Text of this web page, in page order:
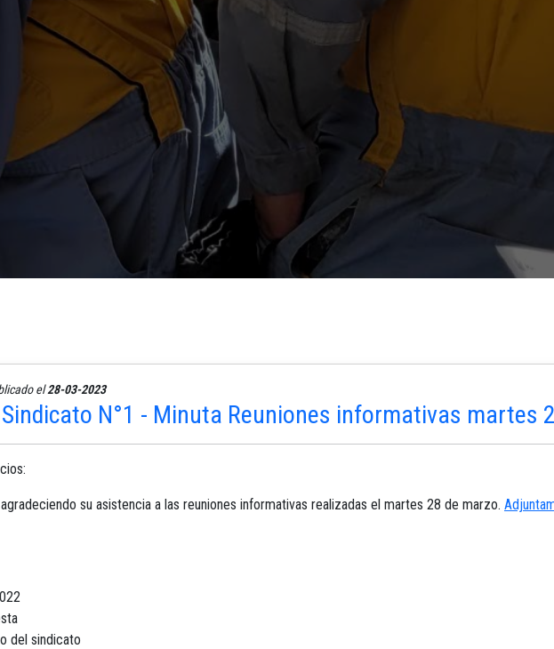
el28-03-2023
N°1 - Minuta Reuniones informativas martes
su asistencia a las reuniones informativas realizadas el martes 28 de marzo.
del sindicato